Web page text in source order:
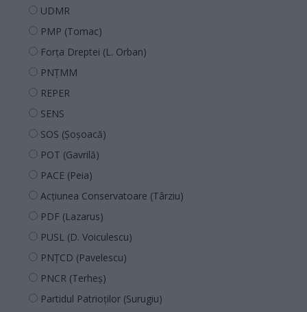
UDMR
PMP (Tomac)
Forța Dreptei (L. Orban)
PNȚMM
REPER
SENS
SOS (Șoșoacă)
POT (Gavrilă)
PACE (Peia)
Acțiunea Conservatoare (Târziu)
PDF (Lazarus)
PUSL (D. Voiculescu)
PNȚCD (Pavelescu)
PNCR (Terheș)
Partidul Patrioților (Surugiu)